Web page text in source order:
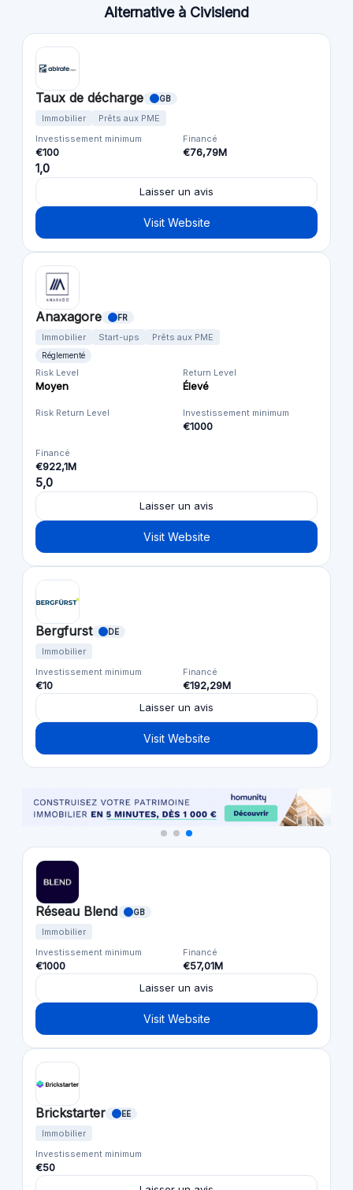
Alternative à Civislend
Taux de décharge GB
Immobilier
Prêts aux PME
Investissement minimum
€100
Financé
€76,79M
1,0
Laisser un avis
Visit Website
Anaxagore FR
Immobilier Start-ups Prêts aux PME
Réglementé
Risk Level
Moyen
Return Level
Élevé
Risk Return Level Investissement minimum
€1000
Financé
€922,1M
5,0
Laisser un avis
Visit Website
Bergfurst DE
Immobilier
Investissement minimum
€10
Financé
€192,29M
Laisser un avis
Visit Website
Réseau Blend GB
Immobilier
Investissement minimum
€1000
Financé
€57,01M
Laisser un avis
Visit Website
Brickstarter EE
Immobilier
Investissement minimum
€50